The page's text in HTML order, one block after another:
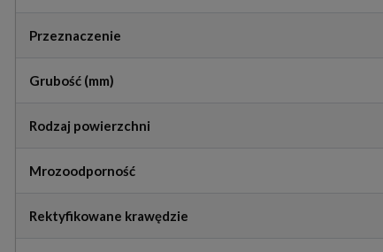
Przeznaczenie
Grubość (mm)
Rodzaj powierzchni
Mrozoodporność
Rektyfikowane krawędzie